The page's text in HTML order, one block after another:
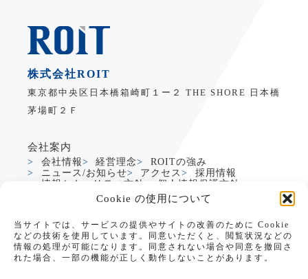
Cookie の使用について
当サイトでは、サービスの提供やサイトの改善のために Cookie
などの技術を使用しています。同意いただくと、閲覧状況などの
情報の処理が可能になります。同意されない場合や同意を撤回さ
れた場合、一部の機能が正しく動作しないことがあります。
株式会社ROIT
東京都中央区日本橋箱崎町１ー２ THE SHORE 日本橋
茅場町２Ｆ
会社案内
会社情報 経営理念
ROITの強み
ニュース/お知らせ
アクセス
採用情報
情報セキュリティ方針
個人情報保護方針
製造業DXサービス
グローバルDXサービス
Dynamics365支援
生成AI活用支援
PowerApps支援
PowerApps CRM/SFAテンプレート